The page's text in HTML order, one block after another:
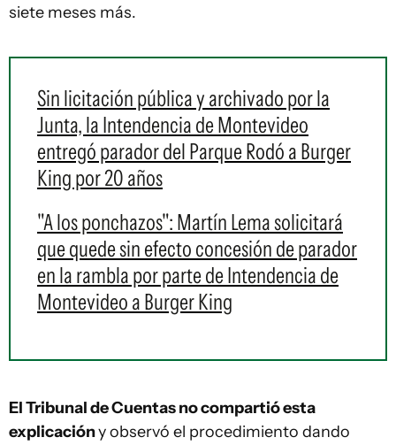
siete meses más.
Sin licitación pública y archivado por la
Junta, la Intendencia de Montevideo
entregó parador del Parque Rodó a Burger
King por 20 años
"A los ponchazos": Martín Lema solicitará
que quede sin efecto concesión de parador
en la rambla por parte de Intendencia de
Montevideo a Burger King
El Tribunal de Cuentas no compartió esta
explicacióny observó el procedimiento dando